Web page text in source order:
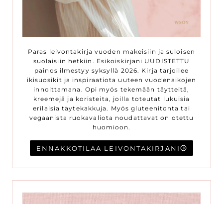
Paras leivontakirja vuoden makeisiin ja suloisen
suolaisiin hetkiin. Esikoiskirjani UUDISTETTU
painos ilmestyy syksyllä 2026. Kirja tarjoilee
ikisuosikit ja inspiraatiota uuteen vuodenaikojen
innoittamana. Opi myös tekemään täytteitä,
kreemejä ja koristeita, joilla toteutat lukuisia
erilaisia täytekakkuja. Myös gluteenitonta tai
vegaanista ruokavaliota noudattavat on otettu
huomioon.
ENNAKKOTILAA LEIVONTAKIRJANI